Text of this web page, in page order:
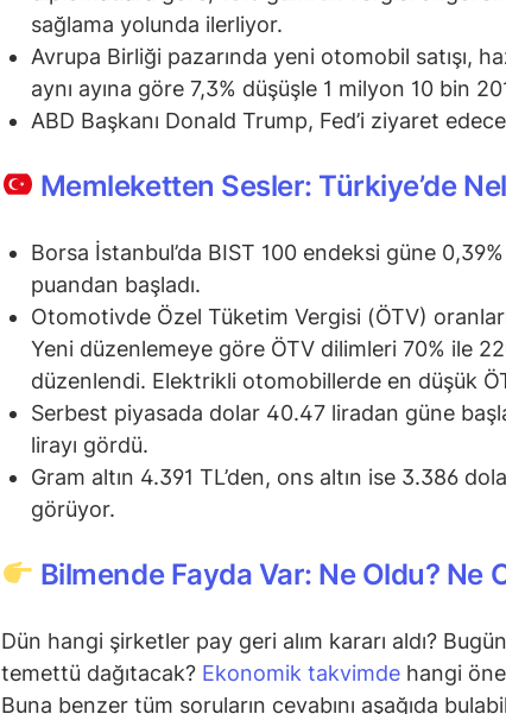
sağlama yolunda ilerliyor.
Avrupa Birliği pazarında yeni otomobil satışı,
aynı ayına göre 7,3% düşüşle 1 milyon 10 bin
ABD Başkanı Donald Trump, Fed’i ziyaret
Memleketten Sesler: Türkiye’de
Borsa İstanbul’da BIST 100 endeksi güne
puandan başladı.
Otomotivde Özel Tüketim Vergisi (ÖTV)
Yeni düzenlemeye göre ÖTV dilimleri 70% ile
düzenlendi. Elektrikli otomobillerde en düşük
Serbest piyasada dolar 40.47 liradan güne
lirayı gördü.
Gram altın 4.391 TL’den, ons altın ise 3.386
görüyor.
Bilmende Fayda Var: Ne Oldu? Ne
Dün hangi şirketler pay geri alım kararı aldı?
temettü dağıtacak? Ekonomik takvimde hangi
Buna benzer tüm soruların cevabını aşağıda